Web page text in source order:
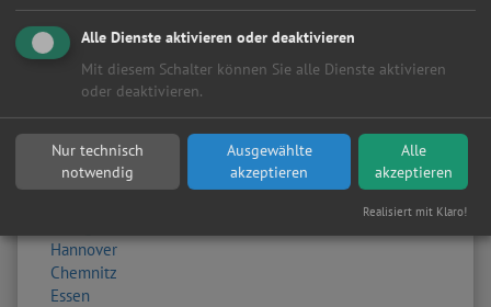
Berlin
Hamburg
Dresden
Leipzig
Düsseldorf
Dortmund
Hannover
Chemnitz
Essen
Alle Dienste aktivieren oder deaktivieren
Mit diesem Schalter können Sie alle Dienste aktivieren
oder deaktivieren.
Nur technisch
notwendig
Ausgewählte
akzeptieren
Alle
akzeptieren
Realisiert mit Klaro!